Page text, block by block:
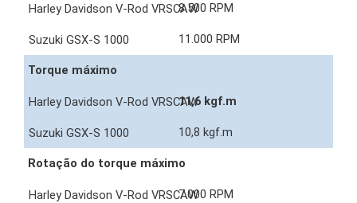
8.500 RPM
11.000 RPM
Torque máximo
11,6 kgf.m
10,8 kgf.m
Rotação do torque máximo
7.000 RPM